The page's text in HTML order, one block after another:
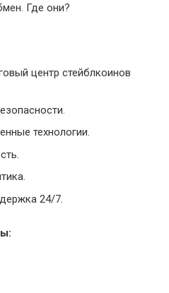
Где они?
центр стейблкоинов
технологии.
24/7.